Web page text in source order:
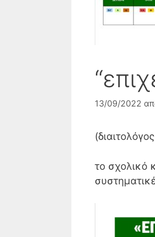
13/09/2022
το σχολικό